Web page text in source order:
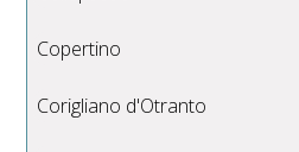
Copertino
Corigliano d'Otranto